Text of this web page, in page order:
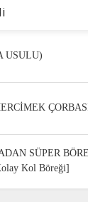
USULU)
SÜPER
Kol Böreği]